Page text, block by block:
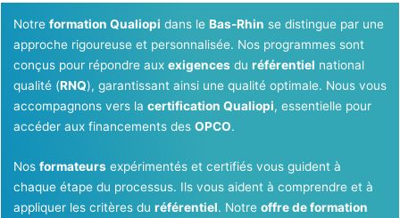
Notre formation Qualiopi dans le Bas-Rhin se distingue par une
approche rigoureuse et personnalisée. Nos programmes sont
conçus pour répondre aux exigencesdu référentiel national
qualité (RNQ), garantissant ainsi une qualité optimale. Nous vous
accompagnons vers la certification Qualiopi, essentielle pour
accéder aux financements des OPCO.
Nos formateursexpérimentés et certifiés vous guident à
chaque étape du processus. Ils vous aident à comprendre et à
appliquer les critères du référentiel. Notre offre de formation